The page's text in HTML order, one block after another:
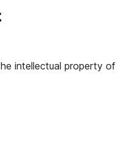
기
intellectual property of